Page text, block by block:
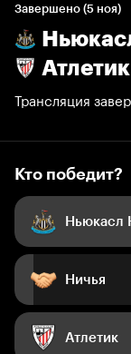
Завершено (5 ноя)
Атлетик
Трансляция
61%
Кто победит?
Ньюкасл
Ничья
Атлетик